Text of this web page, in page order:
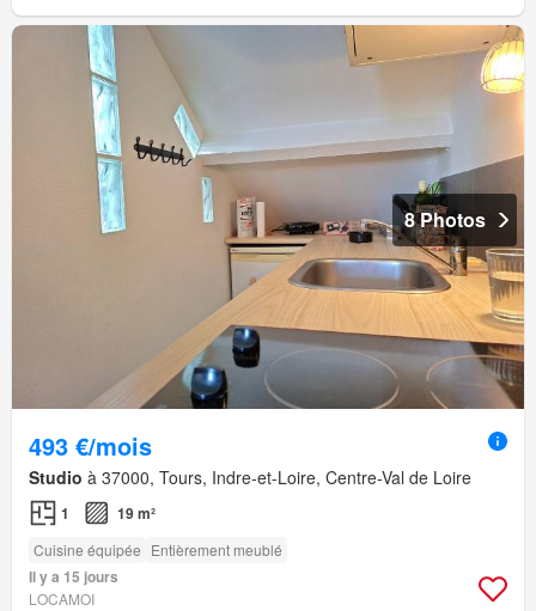
8 Photos
493 €/mois
Studio à 37000, Tours, Indre-et-Loire, Centre-Val de Loire
1 19 m²
Cuisine équipée Entièrement meublé
Il y a 15 jours
LOCAMOI